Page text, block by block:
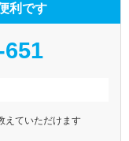
利です
651
えていただけます